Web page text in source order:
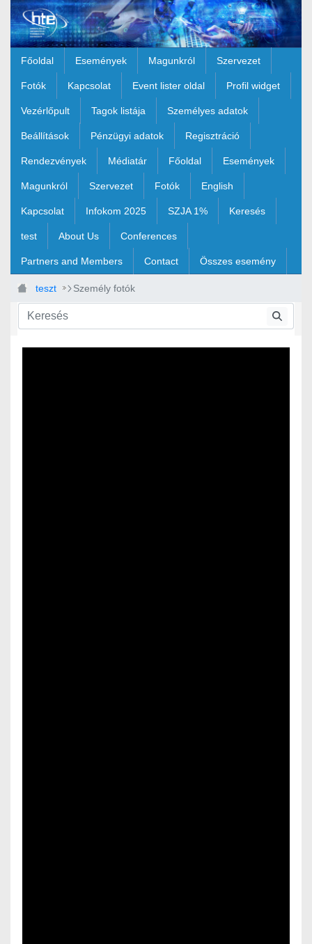
Ugrás a fő tartalomhoz
Főoldal Események Magunkról Szervezet
Fotók Kapcsolat Event lister oldal Profil widget
Vezérlőpult Tagok listája Személyes adatok
Beállítások Pénzügyi adatok Regisztráció
Rendezvények Médiatár Főoldal Események
Magunkról Szervezet Fotók English
Kapcsolat Infokom 2025 SZJA 1% Keresés
test About Us Conferences
Partners and Members Contact Összes esemény
teszt Személy fotók